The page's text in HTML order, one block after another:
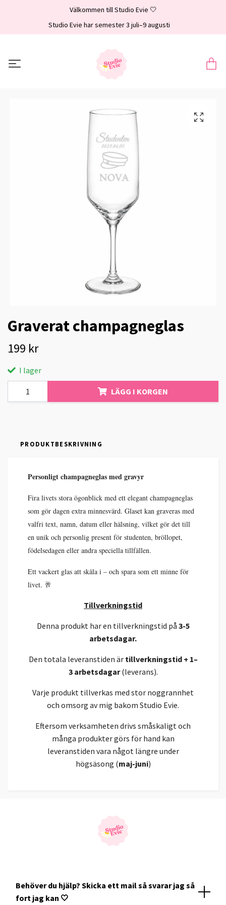
Välkommen till Studio Evie 🤍
Studio Evie har semester 3 juli–9 augusti
Graverat champagneglas
199 kr
I lager
LÄGG I KORGEN
PRODUKTBESKRIVNING
Personligt champagneglas med gravyr
Fira livets stora ögonblick med ett elegant champagneglas
som gör dagen extra minnesvärd. Glaset kan graveras med
valfri text, namn, datum eller hälsning, vilket gör det till
en unik och personlig present för studenten, bröllopet,
födelsedagen eller andra speciella tillfällen.
Ett vackert glas att skåla i – och spara som ett minne för
livet. 🥂
Tillverkningstid
Denna produkt har en tillverkningstid på 3-5
arbetsdagar.
Den totala leveranstiden är tillverkningstid + 1–
3 arbetsdagar (leverans).
Varje produkt tillverkas med stor noggrannhet
och omsorg av mig bakom Studio Evie.
Eftersom verksamheten drivs småskaligt och
många produkter görs för hand kan
leveranstiden vara något längre under
högsäsong (maj-juni)
Behöver du hjälp? Skicka ett mail så svarar jag så
fort jag kan 🤍